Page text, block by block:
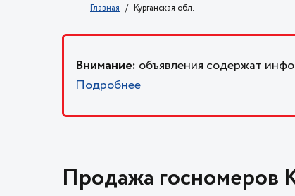
Главная Курганская обл.
Внимание: объявления содержат
Подробнее
Продажа госномеров